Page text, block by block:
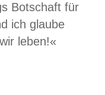
Botschaft für
ich glaube
leben!«